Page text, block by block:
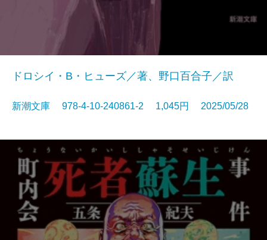
ドロシイ・B・ヒューズ／著、野口百合子／訳
新潮文庫 978-4-10-240861-2 1,045円 2025/05/28